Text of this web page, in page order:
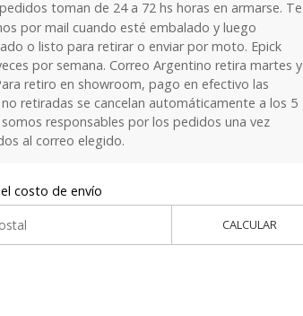
toman de 24 a 72 hs horas en armarse. Te
por mail cuando esté embalado y luego
o listo para retirar o enviar por moto. Epick
por semana. Correo Argentino retira martes y
retiro en showroom, pago en efectivo las
retiradas se cancelan automáticamente a los 5
responsables por los pedidos una vez
al correo elegido.
costo de envío
CALCULAR